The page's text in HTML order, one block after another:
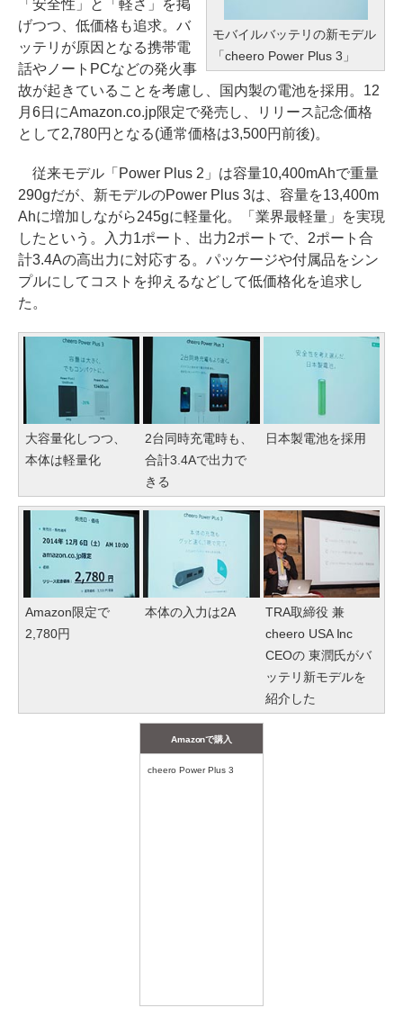
モバイルバッテリの新モデル
「cheero Power Plus 3」
「安全性」と「軽さ」を掲
げつつ、低価格も追求。バ
ッテリが原因となる携帯電
話やノートPCなどの発火事
故が起きていることを考慮し、国内製の電池を採用。12
月6日にAmazon.co.jp限定で発売し、リリース記念価格
として2,780円となる(通常価格は3,500円前後)。
従来モデル「Power Plus 2」は容量10,400mAhで重量
290gだが、新モデルのPower Plus 3は、容量を13,400m
Ahに増加しながら245gに軽量化。「業界最軽量」を実現
したという。入力1ポート、出力2ポートで、2ポート合
計3.4Aの高出力に対応する。パッケージや付属品をシン
プルにしてコストを抑えるなどして低価格化を追求し
た。
大容量化しつつ、
本体は軽量化
2台同時充電時も、
合計3.4Aで出力で
きる
日本製電池を採用
Amazon限定で
2,780円
本体の入力は2A
TRA取締役 兼
cheero USA Inc
CEOの 東潤氏がバ
ッテリ新モデルを
紹介した
Amazonで購入
cheero Power Plus 3